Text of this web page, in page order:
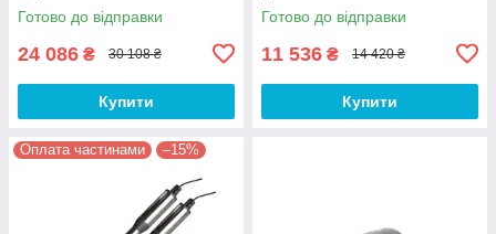
Готово до відправки
24 086 ₴ 30 108 ₴
Купити
Готово до відправки
11 536 ₴ 14 420 ₴
Купити
Оплата частинами –15%